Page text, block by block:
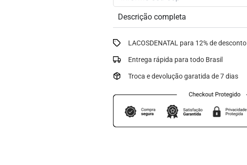
Descrição completa
LACOSDENATAL para 12% de desconto
Entrega rápida para todo Brasil
Troca e devolução garatida de 7 dias